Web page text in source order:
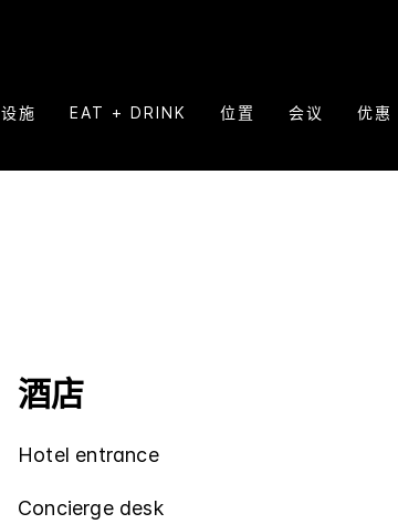
设施 EAT + DRINK 位置 会议 优惠
酒店
Hotel entrance
Concierge desk